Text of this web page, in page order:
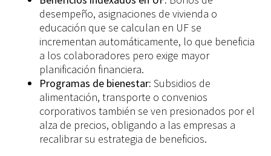
desempeño, asignaciones de vivienda o
educación que se calculan en UF se
incrementan automáticamente, lo que beneficia
a los colaboradores pero exige mayor
planificación financiera.
Programas de bienestar: Subsidios de
alimentación, transporte o convenios
corporativos también se ven presionados por el
alza de precios, obligando a las empresas a
recalibrar su estrategia de beneficios.